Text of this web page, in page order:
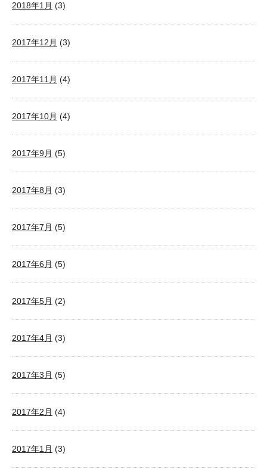
2018年1月 (3)
2017年12月 (3)
2017年11月 (4)
2017年10月 (4)
2017年9月 (5)
2017年8月 (3)
2017年7月 (5)
2017年6月 (5)
2017年5月 (2)
2017年4月 (3)
2017年3月 (5)
2017年2月 (4)
2017年1月 (3)